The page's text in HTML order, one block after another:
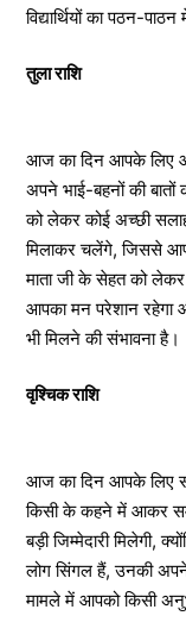
विद्यार्थियों का पठन-
तुला राशि
आज का दिन आपके लिए
अपने भाई-बहनों की
को लेकर कोई अच्छी
मिलाकर चलेंगे, जिससे
माता जी के सेहत को लेकर
आपका मन परेशान रहेगा
भी मिलने की संभावना है।
वृश्चिक राशि
आज का दिन आपके लिए
किसी के कहने में आकर
बड़ी जिम्मेदारी मिलेगी,
लोग सिंगल हैं, उनकी
मामले में आपको किसी